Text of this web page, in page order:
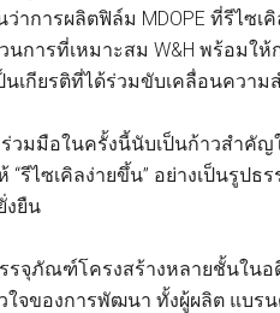
ว่าการผลิตฟิล์ม MDOPE ที่รีไซ
นการที่เหมาะสม W&H พร้อมใ
นเกียรติที่ได้ร่วมขับเคลื่อนความ
วมมือในครั้งนี้นับเป็นก้าวสำคั
“รีไซเคิลง่ายขึ้น” อย่างเป็นรูปธ
งยืน
รจุภัณฑ์โครงสร้างหลายชั้นในอ
ใจของการพัฒนา ทั้งผู้ผลิต แบร